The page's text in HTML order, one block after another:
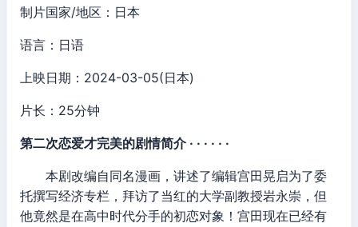
制片国家/地区：日本
语言：日语
上映日期：2024-03-05(日本)
片长：25分钟
第二次恋爱才完美的剧情简介 · · · · · ·
本剧改编自同名漫画，讲述了编辑宫田晃启为了委
托撰写经济专栏，拜访了当红的大学副教授岩永崇，但
他竟然是在高中时代分手的初恋对象！宫田现在已经有